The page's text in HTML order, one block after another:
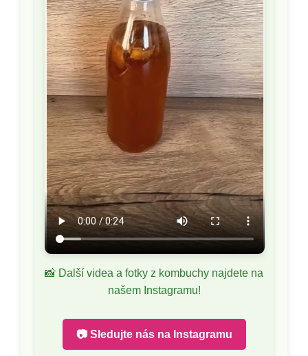
📸 Další videa a fotky z kombuchy najdete na
našem Instagramu!
📷 Sledujte nás na Instagramu